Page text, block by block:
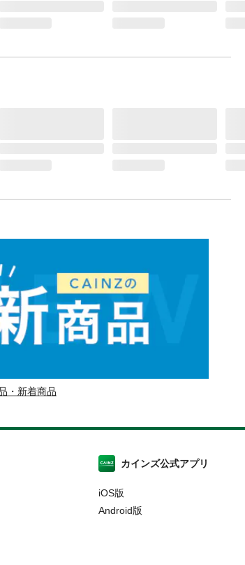
・新着商品
カインズ公式アプリ
iOS版
Android版